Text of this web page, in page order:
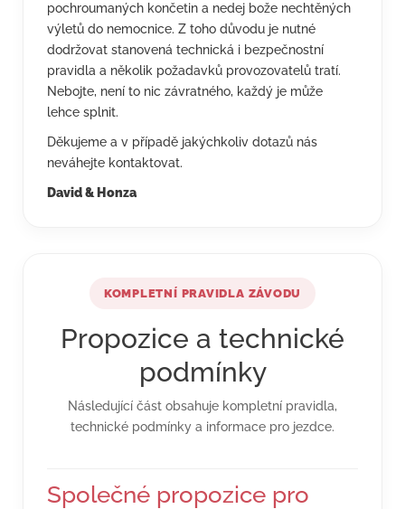
pochroumaných končetin a nedej bože nechtěných
výletů do nemocnice. Z toho důvodu je nutné
dodržovat stanovená technická i bezpečnostní
pravidla a několik požadavků provozovatelů tratí.
Nebojte, není to nic závratného, každý je může
lehce splnit.
Děkujeme a v případě jakýchkoliv dotazů nás
neváhejte kontaktovat.
David & Honza
KOMPLETNÍ PRAVIDLA ZÁVODU
Propozice a technické
podmínky
Následující část obsahuje kompletní pravidla,
technické podmínky a informace pro jezdce.
Společné propozice pro